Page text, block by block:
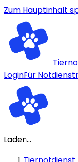
Zum Hauptinhalt
LoginFür
Laden...